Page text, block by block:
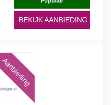
BEKIJK AANBIEDING
Aanbieding